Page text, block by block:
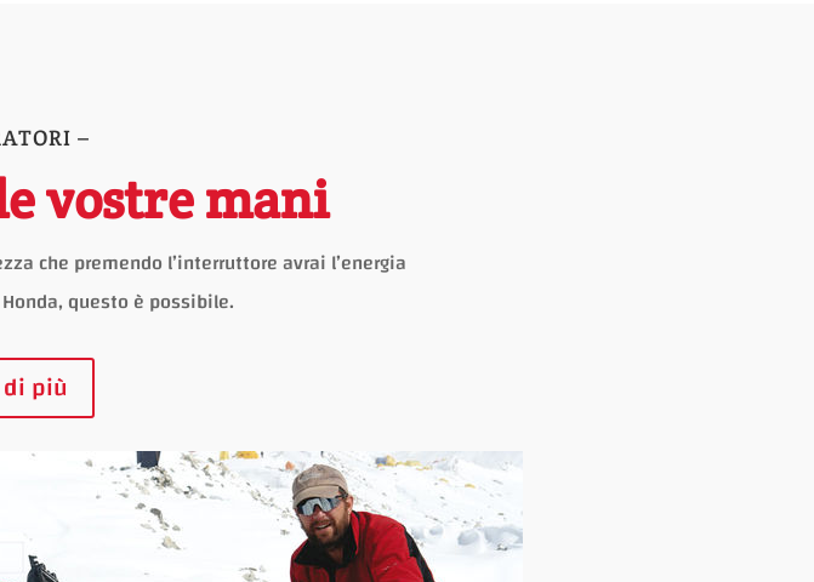
–
vostre mani
che premendo l’interruttore avrai l’energia
questo è possibile.
più